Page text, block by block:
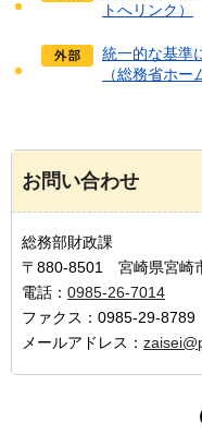
トへリンク）
統一的な基準
（総務省ホー
お問い合わせ
総務部財政課
〒880-8501 宮崎県宮崎
電話： 0985-26-7014
ファクス：0985-29-8789
メールアドレス：